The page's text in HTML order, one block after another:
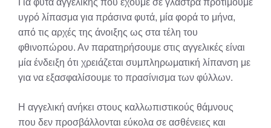
Για φυτά αγγελικής που έχουμε σε γλάστρα προτιμούμε
υγρό λίπασμα για πράσινα φυτά, μία φορά το μήνα,
από τις αρχές της άνοιξης ως στα τέλη του
φθινοπώρου. Αν παρατηρήσουμε στις αγγελικές είναι
μία ένδειξη ότι χρειάζεται συμπληρωματική λίπανση με
για να εξασφαλίσουμε το πρασίνισμα των φύλλων.
Η αγγελική ανήκει στους καλλωπιστικούς θάμνους
που δεν προσβάλλονται εύκολα σε ασθένειες και